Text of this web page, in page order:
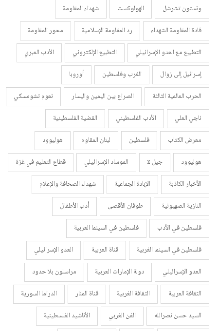
ونستون تشرشل الهولوكست
شهداء المقاومة
قادة المقاومة الشهداء
رد المقاومة الإسلامية
محور المقاومة
التطبيع مع العدو الإسرائيلي
التطبيع الإلكتروني
الأدب العبري
إسرائيل إلى زوال
الغرب وفلسطين
أوروبا
الحرب العالمية الثالثة
الصراع بين اليمين واليسار
نعوم تشومسكي
ناجي العلي
الأدب الفلسطيني
القضية الفلسطينية
معرض الكتاب
فلسطين لبنان المقاوم
هوليوود
هوليوود
جيل z الموساد الإسرائيلي
قطاع التعليم في غزة
الأخبار الكاذبة
الإبادة الجماعية
شهداء الصحافة والإعلام
النازية الصهيونية
طوفان الأقصى
أدب الأطفال
فلسطين في الأدب
فلسطين في السينما العربية
فلسطين في السينما الغربية
قناة العربية
العدو الإسرائيلي
العدو الإسرائيلي
دولة الإمارات العربية
مراسلون بلا حدود
الثقافة العربية
الثقافة الغربية قناة المنار
الدراما السورية
السيد حسن نصرالله
الفن الغربي
الأناشيد الفلسطينية